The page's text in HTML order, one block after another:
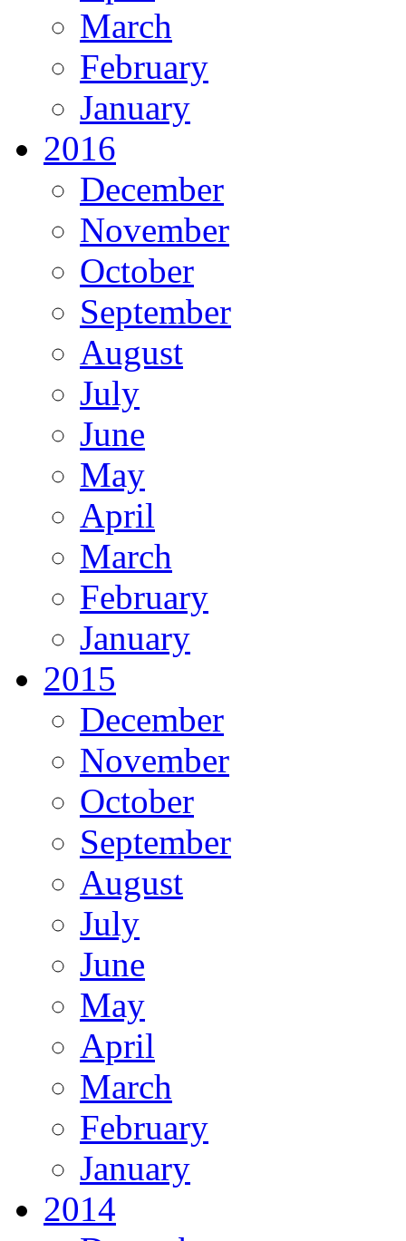
March
February
January
2016
December
November
October
September
August
July
June
May
April
March
February
January
2015
December
November
October
September
August
July
June
May
April
March
February
January
2014